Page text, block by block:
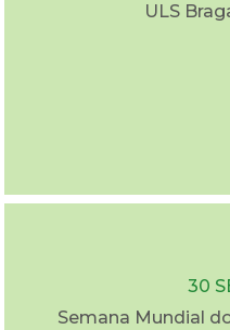
ULS
30
Semana Mundial